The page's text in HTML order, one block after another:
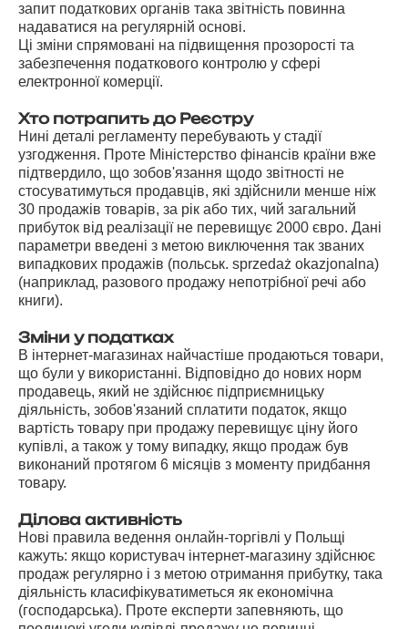
запит податкових органів така звітність повинна
надаватися на регулярній основі.
Ці зміни спрямовані на підвищення прозорості та
забезпечення податкового контролю у сфері
електронної комерції.
Хто потрапить до Реєстру
Нині деталі регламенту перебувають у стадії
узгодження. Проте Міністерство фінансів країни вже
підтвердило, що зобов'язання щодо звітності не
стосуватимуться продавців, які здійснили менше ніж
30 продажів товарів, за рік або тих, чий загальний
прибуток від реалізації не перевищує 2000 євро. Дані
параметри введені з метою виключення так званих
випадкових продажів (польськ. sprzedaż okazjonalna)
(наприклад, разового продажу непотрібної речі або
книги).
Зміни у податках
В інтернет-магазинах найчастіше продаються товари,
що були у використанні. Відповідно до нових норм
продавець, який не здійснює підприємницьку
діяльність, зобов'язаний сплатити податок, якщо
вартість товару при продажу перевищує ціну його
купівлі, а також у тому випадку, якщо продаж був
виконаний протягом 6 місяців з моменту придбання
товару.
Ділова активність
Нові правила ведення онлайн-торгівлі у Польщі
кажуть: якщо користувач інтернет-магазину здійснює
продаж регулярно і з метою отримання прибутку, така
діяльність класифікуватиметься як економічна
(господарська). Проте експерти запевняють, що